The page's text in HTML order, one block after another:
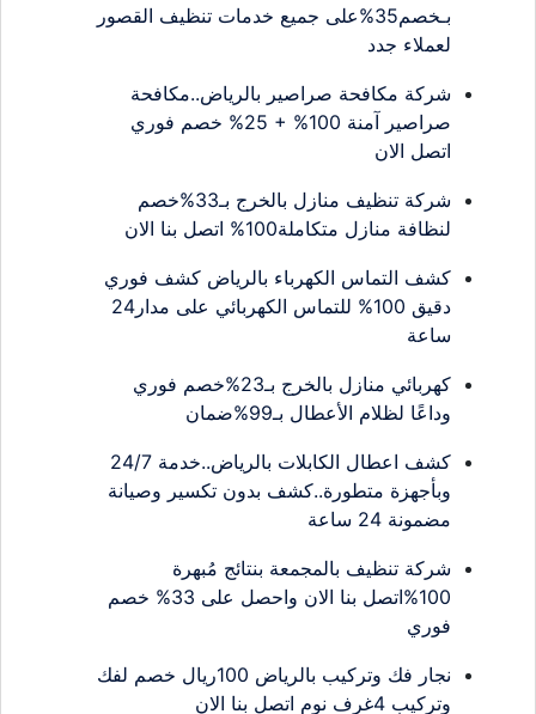
بـخصم35%على جميع خدمات تنظيف القصور
لعملاء جدد
شركة مكافحة صراصير بالرياض..مكافحة
صراصير آمنة 100% + 25% خصم فوري
اتصل الان
شركة تنظيف منازل بالخرج بـ33%خصم
لنظافة منازل متكاملة100% اتصل بنا الان
كشف التماس الكهرباء بالرياض كشف فوري
دقيق 100% للتماس الكهربائي على مدار24
ساعة
كهربائي منازل بالخرج بـ23%خصم فوري
وداعًا لظلام الأعطال بـ99%ضمان
كشف اعطال الكابلات بالرياض..خدمة 24/7
وبأجهزة متطورة..كشف بدون تكسير وصيانة
مضمونة 24 ساعة
شركة تنظيف بالمجمعة بنتائج مُبهرة
100%اتصل بنا الان واحصل على 33% خصم
فوري
نجار فك وتركيب بالرياض 100ريال خصم لفك
وتركيب 4غرف نوم اتصل بنا الان